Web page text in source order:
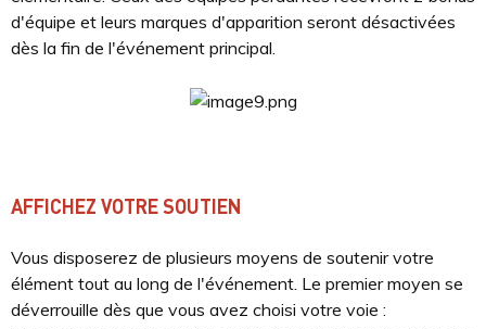
d'équipe et leurs marques d'apparition seront désactivées
dès la fin de l'événement principal.
AFFICHEZ VOTRE SOUTIEN
Vous disposerez de plusieurs moyens de soutenir votre
élément tout au long de l'événement. Le premier moyen se
déverrouille dès que vous avez choisi votre voie :